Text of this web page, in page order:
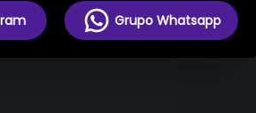
Grupo Whatsapp